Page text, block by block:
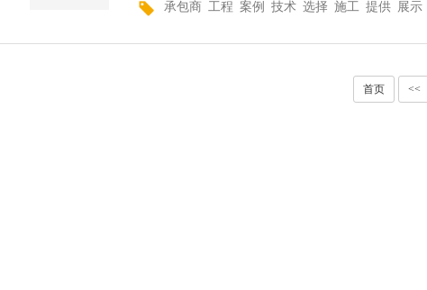
承包商 工程 案例 技术 选择 施工 提供 展示
首页 <<